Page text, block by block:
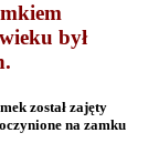
był
został zajęty
na zamku